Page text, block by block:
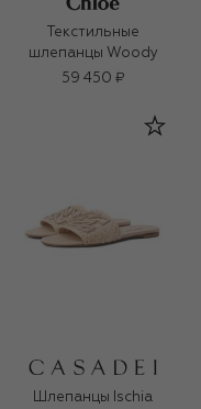
Текстильные
шлепанцы Woody
59 450 ₽
Шлепанцы Ischia